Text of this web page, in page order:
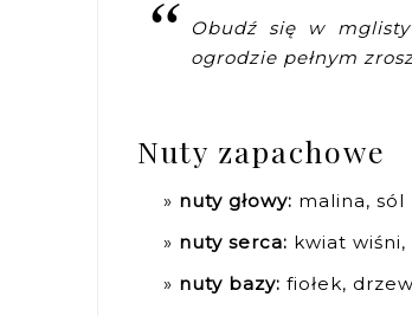
Obudź się w
ogrodzie pełnym
Nuty zapachowe
nuty głowy: malina, sól
nuty serca: kwiat
nuty bazy: fiołek,